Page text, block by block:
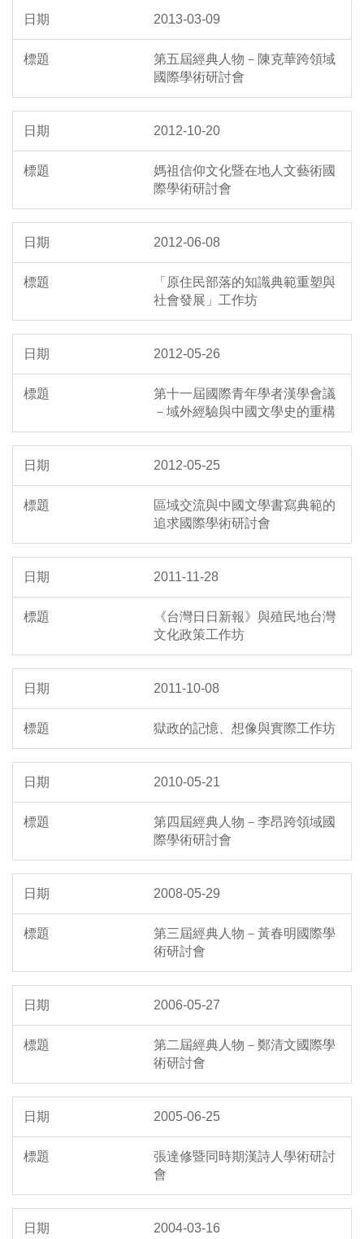
2013-03-09
第五屆經典人物－陳克華跨領域
國際學術研討會
2012-10-20
媽祖信仰文化暨在地人文藝術國
際學術研討會
2012-06-08
「原住民部落的知識典範重塑與
社會發展」工作坊
2012-05-26
第十一屆國際青年學者漢學會議
－域外經驗與中國文學史的重構
2012-05-25
區域交流與中國文學書寫典範的
追求國際學術研討會
2011-11-28
《台灣日日新報》與殖民地台灣
文化政策工作坊
2011-10-08
獄政的記憶、想像與實際工作坊
2010-05-21
第四屆經典人物－李昂跨領域國
際學術研討會
2008-05-29
第三屆經典人物－黃春明國際學
術研討會
2006-05-27
第二屆經典人物－鄭清文國際學
術研討會
2005-06-25
張達修暨同時期漢詩人學術研討
會
2004-03-16